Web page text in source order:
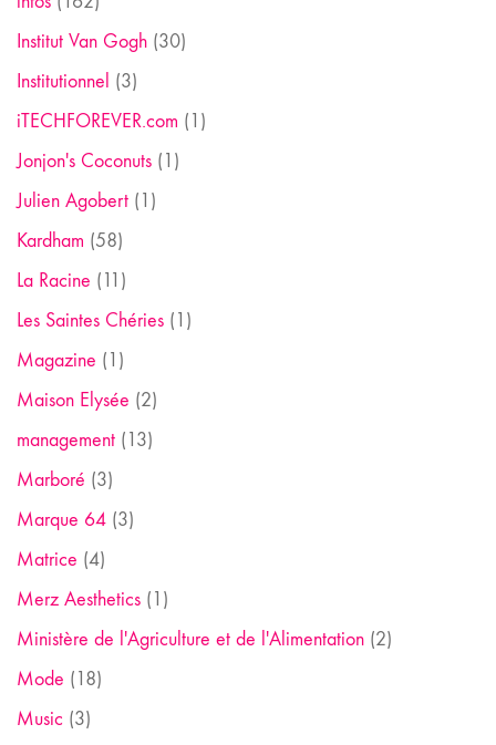
Institut Van Gogh (30)
Institutionnel (3)
iTECHFOREVER.com (1)
Jonjon's Coconuts (1)
Julien Agobert (1)
Kardham (58)
La Racine (11)
Les Saintes Chéries (1)
Magazine (1)
Maison Elysée (2)
management (13)
Marboré (3)
Marque 64 (3)
Matrice (4)
Merz Aesthetics (1)
Ministère de l'Agriculture et de l'Alimentation (2)
Mode (18)
Music (3)